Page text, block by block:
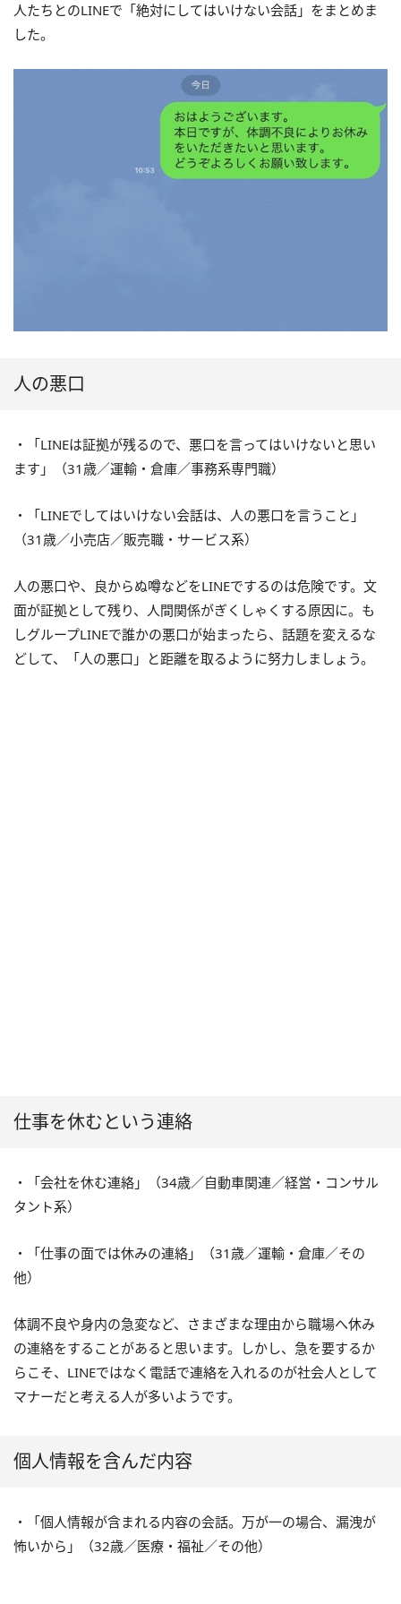
人たちとのLINEで「絶対にしてはいけない会話」をまとめま
した。
人の悪口
・「LINEは証拠が残るので、悪口を言ってはいけないと思い
ます」（31歳／運輸・倉庫／事務系専門職）
・「LINEでしてはいけない会話は、人の悪口を言うこと」
（31歳／小売店／販売職・サービス系）
人の悪口や、良からぬ噂などをLINEでするのは危険です。文
面が証拠として残り、人間関係がぎくしゃくする原因に。も
しグループLINEで誰かの悪口が始まったら、話題を変えるな
どして、「人の悪口」と距離を取るように努力しましょう。
仕事を休むという連絡
・「会社を休む連絡」（34歳／自動車関連／経営・コンサル
タント系）
・「仕事の面では休みの連絡」（31歳／運輸・倉庫／その
他）
体調不良や身内の急変など、さまざまな理由から職場へ休み
の連絡をすることがあると思います。しかし、急を要するか
らこそ、LINEではなく電話で連絡を入れるのが社会人として
マナーだと考える人が多いようです。
個人情報を含んだ内容
・「個人情報が含まれる内容の会話。万が一の場合、漏洩が
怖いから」（32歳／医療・福祉／その他）